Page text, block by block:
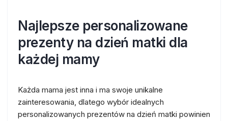
Najlepsze personalizowane
prezenty na dzień matki dla
każdej mamy
Każda mama jest inna i ma swoje unikalne
zainteresowania, dlatego wybór idealnych
personalizowanych prezentów na dzień matki powinien